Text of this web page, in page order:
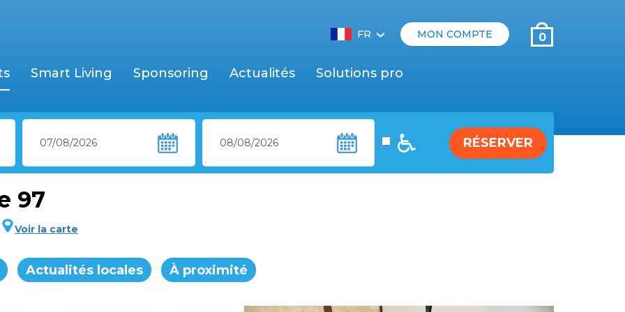
FR‹ MON COMPTE 0
Smart Living Sponsoring Actualités Solutions pro
RÉSERVER
97
Voir la carte
Actualités locales À proximité